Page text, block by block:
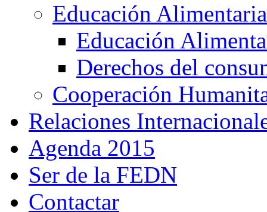
Educación Alimentaria
Educación
Derechos del
Cooperación
Relaciones
Agenda 2015
Ser de la FEDN
Contactar